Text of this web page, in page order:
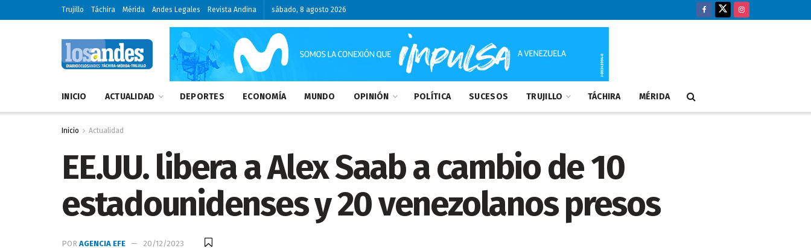
Trujillo Táchira Mérida Andes Legales Revista Andina sábado, 8 agosto 2026
INICIO ACTUALIDAD DEPORTES ECONOMÍA MUNDO OPINIÓN POLÍTICA SUCESOS TRUJILLO TÁCHIRA MÉRIDA
Inicio Actualidad
EE.UU. libera a Alex Saab a cambio de 10
estadounidenses y 20 venezolanos presos
POR AGENCIA EFE 20/12/2023